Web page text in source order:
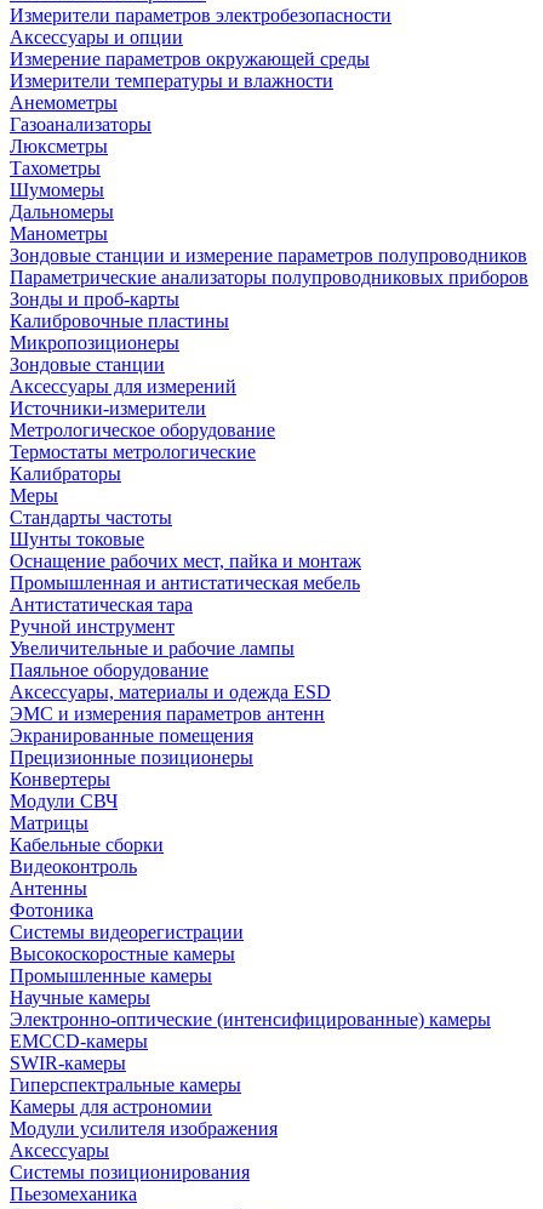
Измерители параметров электробезопасности
Аксессуары и опции
Измерение параметров окружающей среды
Измерители температуры и влажности
Анемометры
Газоанализаторы
Люксметры
Тахометры
Шумомеры
Дальномеры
Манометры
Зондовые станции и измерение параметров полупроводников
Параметрические анализаторы полупроводниковых приборов
Зонды и проб-карты
Калибровочные пластины
Микропозиционеры
Зондовые станции
Аксессуары для измерений
Источники-измерители
Метрологическое оборудование
Термостаты метрологические
Калибраторы
Меры
Стандарты частоты
Шунты токовые
Оснащение рабочих мест, пайка и монтаж
Промышленная и антистатическая мебель
Антистатическая тара
Ручной инструмент
Увеличительные и рабочие лампы
Паяльное оборудование
Аксессуары, материалы и одежда ESD
ЭМС и измерения параметров антенн
Экранированные помещения
Прецизионные позиционеры
Конвертеры
Модули СВЧ
Матрицы
Кабельные сборки
Видеоконтроль
Антенны
Фотоника
Cистемы видеорегистрации
Высокоскоростные камеры
Промышленные камеры
Научные камеры
Электронно-оптические (интенсифицированные) камеры
EMCCD-камеры
SWIR-камеры
Гиперспектральные камеры
Камеры для астрономии
Модули усилителя изображения
Аксессуары
Системы позиционирования
Пьезомеханика